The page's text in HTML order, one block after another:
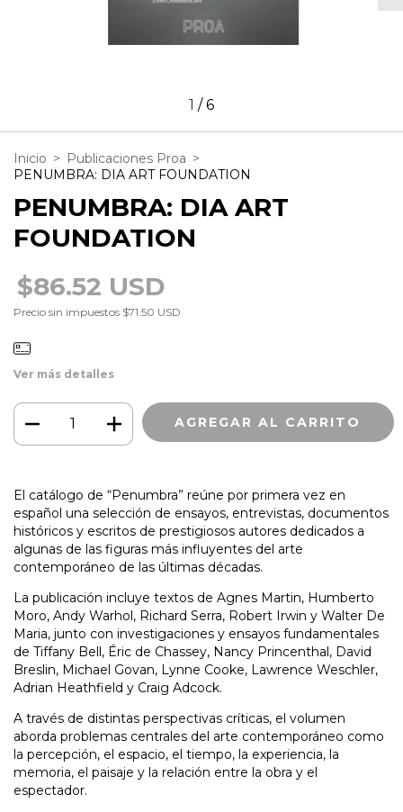
1 /6
Inicio > Publicaciones Proa >
PENUMBRA: DIA ART FOUNDATION
PENUMBRA: DIA ART
FOUNDATION
$86.52 USD
Precio sin impuestos $71.50 USD
Ver más detalles
El catálogo de “Penumbra” reúne por primera vez en
español una selección de ensayos, entrevistas, documentos
históricos y escritos de prestigiosos autores dedicados a
algunas de las figuras más influyentes del arte
contemporáneo de las últimas décadas.
La publicación incluye textos de Agnes Martin, Humberto
Moro, Andy Warhol, Richard Serra, Robert Irwin y Walter De
Maria, junto con investigaciones y ensayos fundamentales
de Tiffany Bell, Éric de Chassey, Nancy Princenthal, David
Breslin, Michael Govan, Lynne Cooke, Lawrence Weschler,
Adrian Heathfield y Craig Adcock.
A través de distintas perspectivas críticas, el volumen
aborda problemas centrales del arte contemporáneo como
la percepción, el espacio, el tiempo, la experiencia, la
memoria, el paisaje y la relación entre la obra y el
espectador.